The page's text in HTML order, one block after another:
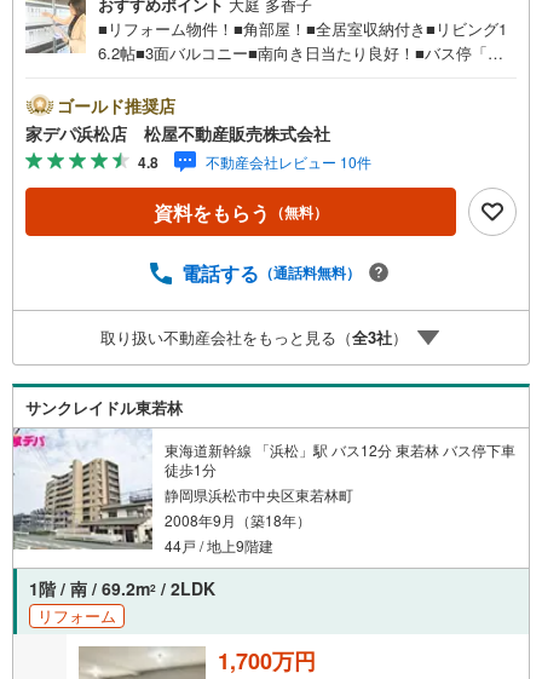
■リフォーム物件！■角部屋！■全居室収納付き■リビング1
6.2帖■3面バルコニー■南向き日当たり良好！■バス停「入
利な立地■商業施設充実●松屋不動産販売株式会社 家デパの
つよみ●・浜松市中央区に特化し浜名区まで幅広い物件を取
り扱っています！浜松市の物件ならおまかせください。新
築戸建、中古戸建、中古マンション、土地をお客様のご希
望に合わせてご提案いたします！・中古物件のリフォーム
実績多数！中古物件をご購入の際、約70％という多くの
で、新築同様の快適なお住まいを実現できます。・キッズ
水曜日）この時間帯はお電話でのお問い合わせがスムーズ
にご案内できます。右下の電話ボタンをタッチ！もしくは
お気軽にお電話ください。
ゴールド推奨店
家デパ浜松店 松屋不動産販売株式会社
4.8 不動産会社レビュー 10件
資料をもらう （無料）
電話する （通話料無料）
取り扱い不動産会社をもっと見る（全3社）
サンクレイドル東若林
東海道新幹線 「浜松」駅 バス12分 東若林 バス停下車
徒歩1分
静岡県浜松市中央区東若林町
2008年9月（築18年）
44戸 / 地上9階建
1階 / 南 / 69.2m2 / 2LDK
リフォーム
1,700万円